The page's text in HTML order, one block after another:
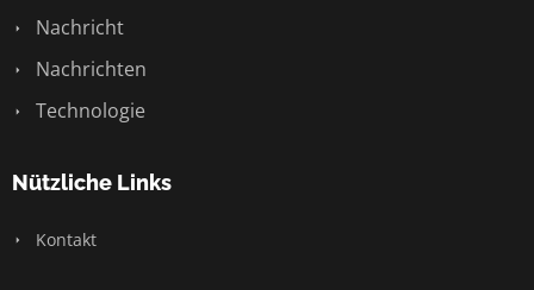
Nachricht
Nachrichten
Technologie
Nützliche Links
Kontakt